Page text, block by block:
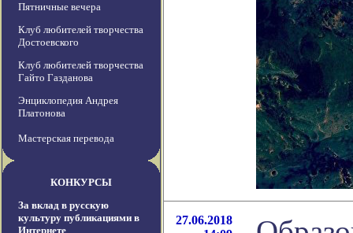
Пятничные вечера
Клуб любителей творчества
Достоевского
Клуб любителей творчества
Гайто Газданова
Энциклопедия Андрея
Платонова
Мастерская перевода
КОНКУРСЫ
За вклад в русскую
культуру публикациями в
Интернете
27.06.2018